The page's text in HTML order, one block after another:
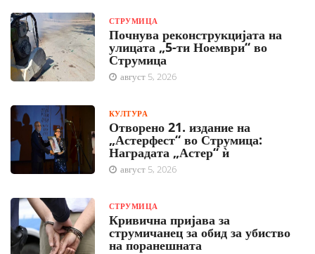
СТРУМИЦА
Почнува реконструкцијата на
улицата „5-ти Ноември“ во
Струмица
август 5, 2026
КУЛТУРА
Отворено 21. издание на
„Астерфест“ во Струмица:
Наградата „Астер“ ѝ
август 5, 2026
СТРУМИЦА
Кривична пријава за
струмичанец за обид за убиство
на поранешната